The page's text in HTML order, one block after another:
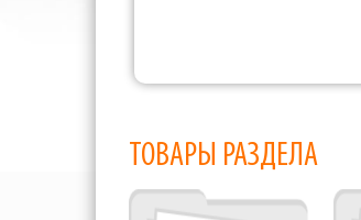
ТОВАРЫ РАЗДЕЛА